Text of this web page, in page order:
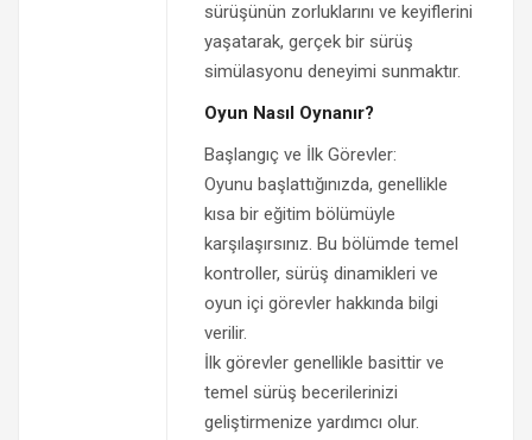
sürüşünün zorluklarını ve keyiflerini
yaşatarak, gerçek bir sürüş
simülasyonu deneyimi sunmaktır.
Oyun Nasıl Oynanır?
Başlangıç ve İlk Görevler:
Oyunu başlattığınızda, genellikle
kısa bir eğitim bölümüyle
karşılaşırsınız. Bu bölümde temel
kontroller, sürüş dinamikleri ve
oyun içi görevler hakkında bilgi
verilir.
İlk görevler genellikle basittir ve
temel sürüş becerilerinizi
geliştirmenize yardımcı olur.